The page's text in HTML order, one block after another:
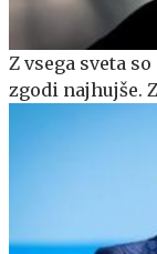
Z vsega sveta
zgodi najhujše.